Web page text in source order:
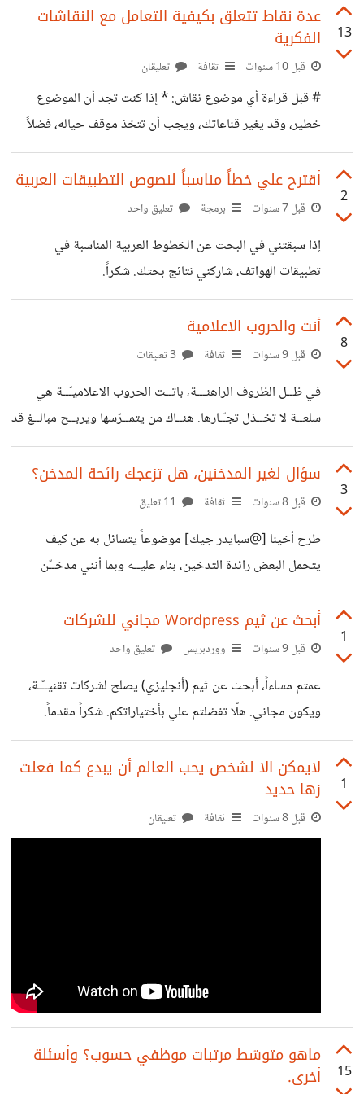
عليه في هذا الموضوع. وهو من أين تكون أخلاقاً للملحد أو الغير
مؤمن بوجود الله؟ يعتقد بعض المؤمنين أن الأخلاق مصدرها
الإيمان، فلولا الإيمان لم تكن هناك أخلاق ولا تطوّر بشري فكري
حيث أني أرى ذلك غير صحيح. يتوارد علي السؤال كيف عرف أن
هذا خلق حميد والآخر لا
13
عدة نقاط تتعلق بكيفية التعامل مع النقاشات
الفكرية
قبل 10 سنوات ثقافة تعليقان
# قبل قراءة أي موضوع نقاش: * إذا كنت تجد أن الموضوع
خطير، وقد يغير قناعاتك، ويجب أن تتخذ موقف حياله، فضلاً
من أن تضع تعليقاً خارج عن إطار الموضوع، أن تكتفي بالتقييم
سلباً وتترك الموضوع. * مواضيع النقاش ليست للمصارعة الثقافية
أو اللغوية. * لا داعي أبداً للتصغير، الشتم، الإتهام، الكراهية أو
الموضوع جيداً وحاول استيعابه* غالباً تحتوي مواضيع النقاشات
على أسئلة. قد لا تكون لتلك الأسئلة إجابات تستطيع
2
أقترح علي خطاً مناسباً لنصوص التطبيقات العربية
قبل 7 سنوات برمجة تعليق واحد
إذا سبقتني في البحث عن الخطوط العربية المناسبة في
تطبيقات الهواتف، شاركني نتائج بحثك. شكراً.
8
أنت والحروب الاعلامية
قبل 9 سنوات ثقافة
في ظــل الظروف الراهنـــة، باتــت الحروب الاعلاميـّــة هي
سلعــة لا تخــذل تجـّـارها. هنــاك من يتمــرّسها ويربــح مبالــغ قد
لا تخطر على بالــك. فــي هذا المجــال، الكبيــر يدعم الصغيـــر،
ويــدعم المتقــدم فيه المبــتدئ وتربطهـــم مصالح مشتــركة،
حيث كان الصغيــر بالأمس، كبيــراً اليــوم تحديـداً في هذا
المجـــال. هنــاك منافسيـــن لكل الشركــات، والمنتجــدات، هنــاك
أعــداء لكل الـــدول، هنــاك حقــد بين الأشخــاص. الكــل له
مصلــحة في التــأثيــر سلبــاً على طــرف آخــر. فالقــوّة
الناعمــة، لم تعــد ناعمــة، بل هــي الأقــوى في ســقوط إقتصاد
الدول، وهزيمــة
3
سؤال لغير المدخنين، هل تزعجك رائحة المدخن؟
قبل 8 سنوات ثقافة
طرح أخينا [@سبايدر جيك]‍ موضوعاً يتسائل به عن كيف
يتحمل البعض رائدة التدخين، بناء عليــه وبما أنني مدخــّن
للأسف، لدي أيضاً تساؤل أتمنى موجـّـه لغير المدخنين أرجوا
الإجابة عليه بصراحة. أتفهـــم إنزعاج الغير مدخنيـــن من
المدخنيـــن أثناء التدخيـــن. وأعرف أيضــاً أن للسجائر رائحــة
في الملابــس. لكن لا يستطيع المدخــّـن تمييز هذه الرائحـــة
كونها المادة التي يتعاطاها بشكــل مستمــر. هنــا أتمنى الإجابــة
بصراحة. تلك الرائحة التي من ملابــس المدخــن، إلى أي مدى
هي مزعجــة؟ وهل تكون قويـــّة جداً، أو تختفــي؟ أخبــرنا عن
1
أبحث عن ثيم Wordpress مجاني للشركات
قبل 9 سنوات ووردبريس تعليق واحد
عمتم مساءاً، أبحث عن ثيم (أنجليزي) يصلح لشركات تقنيــّـة،
ويكون مجاني. هلّا تفضلتم علي بأختياراتكم. شكراً مقدماً.
1
لايمكن الا لشخص يحب العالم أن يبدع كما فعلت
زها حديد
قبل 8 سنوات ثقافة تعليقان
15
ماهو متوسّط مرتبات موظفي حسوب؟ وأسئلة
أخرى.